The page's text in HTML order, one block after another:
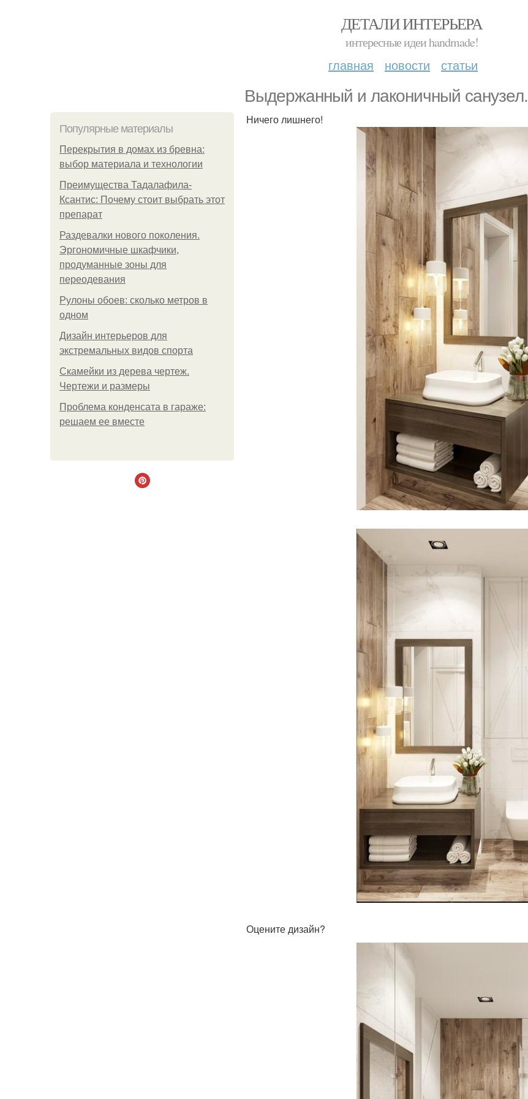
ДЕТАЛИ ИНТЕРЬЕРА
интересные идеи handmade!
главная новости статьи
Выдержанный и лаконичный санузел.
Популярные материалы
Перекрытия в домах из бревна:
выбор материала и технологии
Преимущества Тадалафила-
Ксантис: Почему стоит выбрать этот
препарат
Раздевалки нового поколения.
Эргономичные шкафчики,
продуманные зоны для
переодевания
Рулоны обоев: сколько метров в
одном
Дизайн интерьеров для
экстремальных видов спорта
Скамейки из дерева чертеж.
Чертежи и размеры
Проблема конденсата в гараже:
решаем ее вместе
Ничего лишнего!
Оцените дизайн?